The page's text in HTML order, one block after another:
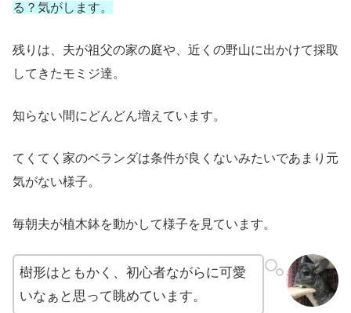
る？気がします。
残りは、夫が祖父の家の庭や、近くの野山に出かけて採取
してきたモミジ達。
知らない間にどんどん増えています。
てくてく家のベランダは条件が良くないみたいであまり元
気がない様子。
毎朝夫が植木鉢を動かして様子を見ています。
樹形はともかく、初心者ながらに可愛
いなぁと思って眺めています。